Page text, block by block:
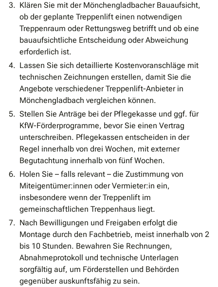
Klären Sie mit der Mönchengladbacher Bauaufsicht,
ob der geplante Treppenlift einen notwendigen
Treppenraum oder Rettungsweg betrifft und ob eine
bauaufsichtliche Entscheidung oder Abweichung
erforderlich ist.
Lassen Sie sich detaillierte Kostenvoranschläge mit
technischen Zeichnungen erstellen, damit Sie die
Angebote verschiedener Treppenlift-Anbieter in
Mönchengladbach vergleichen können.
Stellen Sie Anträge bei der Pflegekasse und ggf. für
KfW-Förderprogramme, bevor Sie einen Vertrag
unterschreiben. Pflegekassen entscheiden in der
Regel innerhalb von drei Wochen, mit externer
Begutachtung innerhalb von fünf Wochen.
Holen Sie – falls relevant – die Zustimmung von
Miteigentümer:innen oder Vermieter:in ein,
insbesondere wenn der Treppenlift im
gemeinschaftlichen Treppenhaus liegt.
Nach Bewilligungen und Freigaben erfolgt die
Montage durch den Fachbetrieb, meist innerhalb von 2
bis 10 Stunden. Bewahren Sie Rechnungen,
Abnahmeprotokoll und technische Unterlagen
sorgfältig auf, um Förderstellen und Behörden
gegenüber auskunftsfähig zu sein.